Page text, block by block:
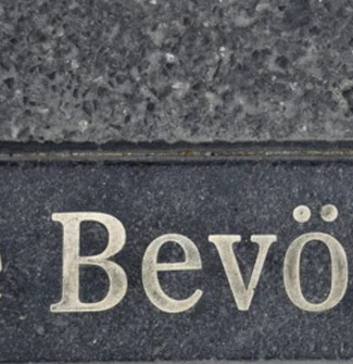
berlin
nord
wahrheit
verlag
verlag
veranstaltungen
shop
fragen & hilfe